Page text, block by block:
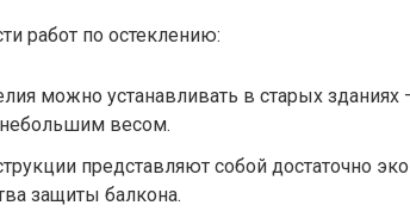
работ по остеклению:
можно устанавливать в старых
весом.
представляют собой достаточно
защиты балкона.